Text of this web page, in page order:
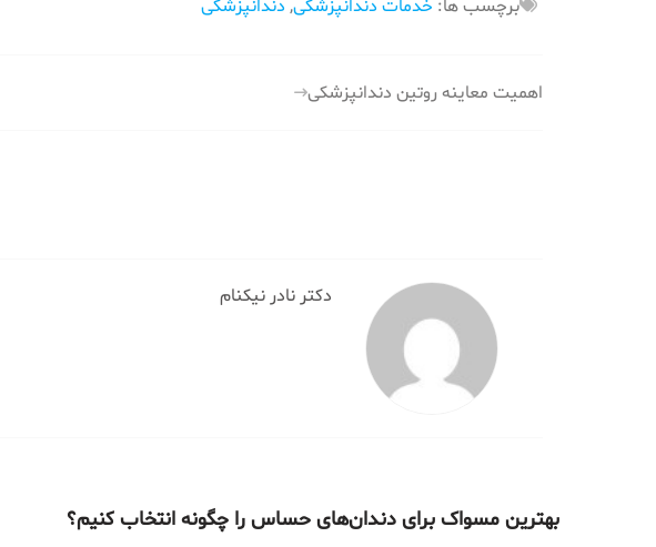
برچسب ها: خدمات دندانپزشکی, دندانپزشکی
راهبری
اهمیت معاینه روتین دندانپزشکی
دکتر نادر نیکنام
بهترین مسواک برای دندان‌های حساس را چگونه انتخاب کنیم؟